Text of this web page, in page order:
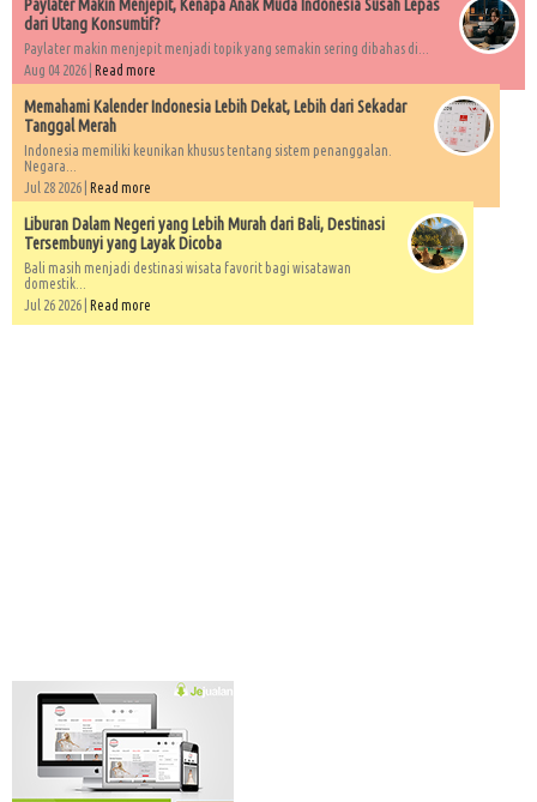
Paylater Makin Menjepit, Kenapa Anak Muda Indonesia Susah Lepas
dari Utang Konsumtif?
Paylater makin menjepit menjadi topik yang semakin sering dibahas di...
Aug 04 2026 | Read more
Memahami Kalender Indonesia Lebih Dekat, Lebih dari Sekadar
Tanggal Merah
Indonesia memiliki keunikan khusus tentang sistem penanggalan.
Negara...
Jul 28 2026 | Read more
Liburan Dalam Negeri yang Lebih Murah dari Bali, Destinasi
Tersembunyi yang Layak Dicoba
Bali masih menjadi destinasi wisata favorit bagi wisatawan
domestik...
Jul 26 2026 | Read more